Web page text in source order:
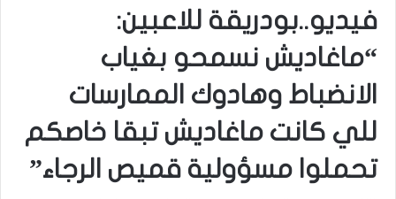
فيديو..بودريقة للاعبين:
“ماغاديش نسمحو بغياب
الانضباط وهادوك الممارسات
للي كانت ماغاديش تبقا خاصكم
تحملوا مسؤولية قميص الرجاء”